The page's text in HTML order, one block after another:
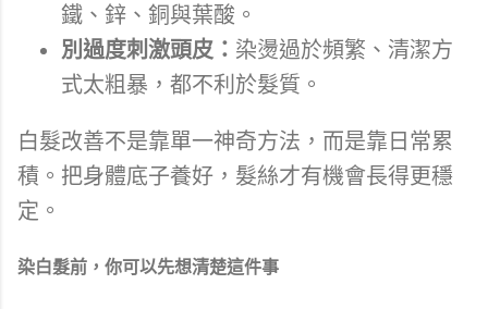
鐵、鋅、銅與葉酸。
別過度刺激頭皮： 染燙過於頻繁、清潔方
式太粗暴，都不利於髮質。
白髮改善不是靠單一神奇方法，而是靠日常累
積。把身體底子養好，髮絲才有機會長得更穩
定。
染白髮前，你可以先想清楚這件事